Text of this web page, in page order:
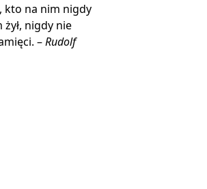
kto na nim nigdy
żył, nigdy nie
–Rudolf